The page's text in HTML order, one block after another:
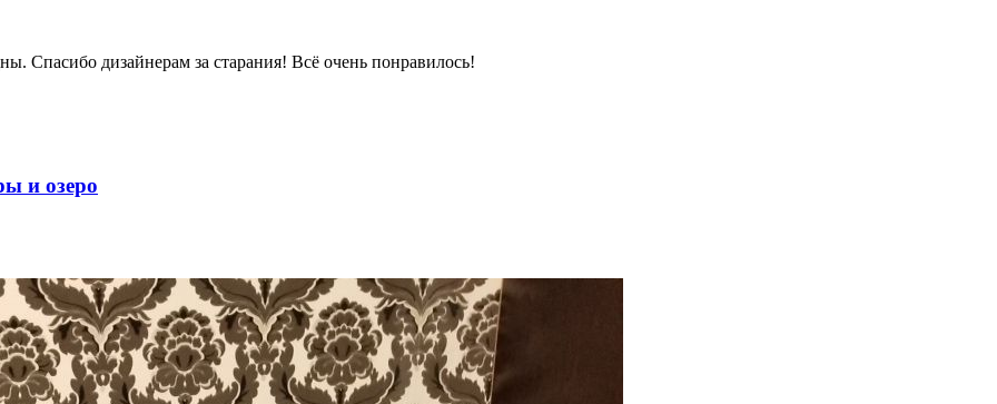
Спасибо дизайнерам за старания! Всё очень понравилось!
и озеро